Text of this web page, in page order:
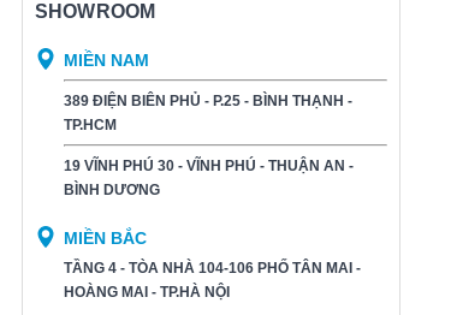
SHOWROOM
MIỀN NAM
389 ĐIỆN BIÊN PHỦ - P.25 - BÌNH THẠNH -
TP.HCM
19 VĨNH PHÚ 30 - VĨNH PHÚ - THUẬN AN -
BÌNH DƯƠNG​
MIỀN BẮC
TẦNG 4 - TÒA NHÀ 104-106 PHỐ TÂN MAI -
HOÀNG MAI - TP.HÀ NỘI